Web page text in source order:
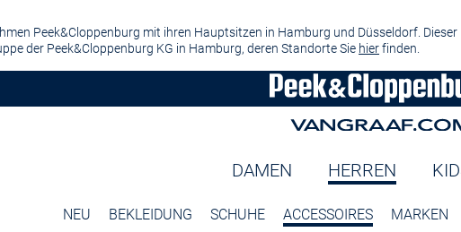
Peek&Cloppenburg mit ihren Hauptsitzen in Hamburg und Düsseldorf. Dieser
der Peek&Cloppenburg KG in Hamburg, deren Standorte Sie hierfinden.
DAMEN HERREN
NEU BEKLEIDUNG SCHUHE ACCESSOIRES MARKEN